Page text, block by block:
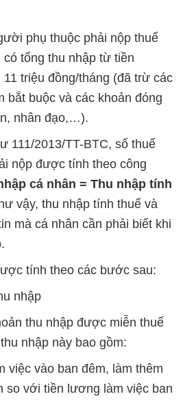
phụ thuộc phải nộp thuế
tổng thu nhập từ tiền
triệu đồng/tháng (đã trừ các
bắt buộc và các khoản đóng
nhân đạo,…).
111/2013/TT-BTC, số thuế
nộp được tính theo công
cá nhân = Thu nhập tính
vậy, thu nhập tính thuế và
mà cá nhân cần phải biết khi
tính theo các bước sau:
nhập
thu nhập được miễn thuế
nhập này bao gồm:
việc vào ban đêm, làm thêm
so với tiền lương làm việc ban